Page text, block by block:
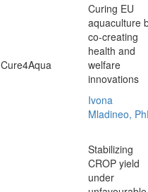
Cure4Aqua
Curing EU
aquaculture
co-creating
health and
welfare
innovations
Ivona
Mladineo,
Stabilizing
CROP yield
under